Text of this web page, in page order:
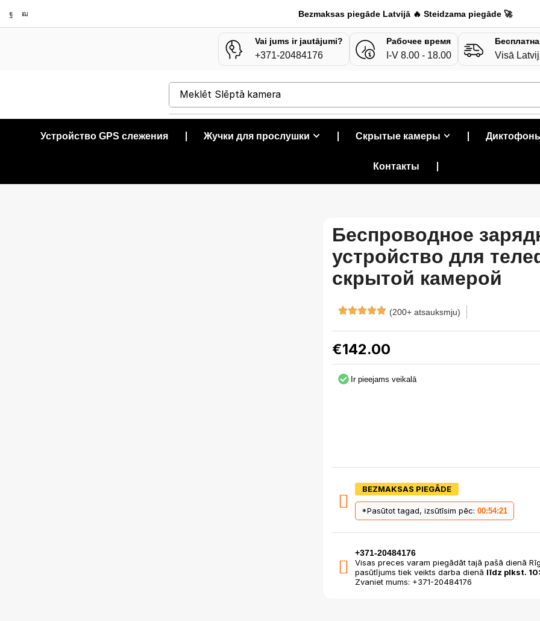
Bezmaksas piegāde Latvijā 🔥 Steidzama piegāde 🚀
Vai jums ir jautājumi?
+371-20484176
Рабочее время
I-V 8.00 - 18.00 Visā
Meklēt Slēptā kamera
Устройство GPS слежения Жучки для прослушки Скрытые камеры
Контакты
Беспроводное
устройство для
скрытой камерой
(200+ atsauksmju)
€142.00
Ir pieejams veikalā
BEZMAKSAS PIEGĀDE
*Pasūtot tagad, izsūtīsim pēc: 00:54:20
+371-20484176
Visas preces varam piegādāt tajā pašā dienā
pasūtījums tiek veikts darba dienā līdz plkst.
Zvaniet mums: +371-20484176